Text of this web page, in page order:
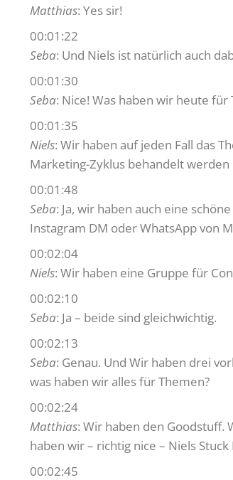
Matthias: Yes sir!
00:01:22
Seba: Und Niels ist natürlich auch
00:01:30
Seba: Nice! Was haben wir heute für
00:01:35
Niels: Wir haben auf jeden Fall das
Marketing-Zyklus behandelt
00:01:48
Seba: Ja, wir haben auch eine
Instagram DM oder WhatsApp von
00:02:04
Niels: Wir haben eine Gruppe für
00:02:10
Seba: Ja – beide sind gleichwichtig.
00:02:13
Seba: Genau. Und Wir haben drei
was haben wir alles für Themen?
00:02:24
Matthias: Wir haben den Goodstuff.
haben wir – richtig nice – Niels
00:02:45